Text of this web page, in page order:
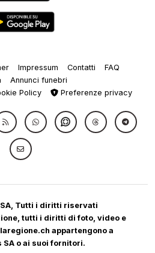
Impressum Contatti
FAQ
Annunci funebri
Policy Preferenze privacy
Tutti i diritti riservati
tutti i diritti di foto, video e
appartengono a
SA o ai suoi fornitori.